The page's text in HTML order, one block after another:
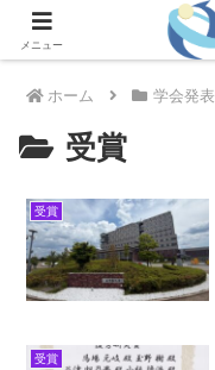
ホーム 学会発表
受賞
受賞
受賞
メニュー